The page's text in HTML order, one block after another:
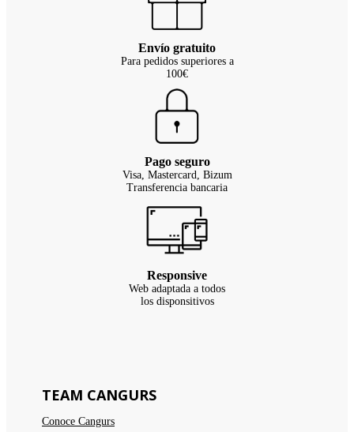
Envío gratuito
Para pedidos superiores a
100€
Pago seguro
Visa, Mastercard, Bizum
Transferencia bancaria
Responsive
Web adaptada a todos
los disponsitivos
TEAM CANGURS
Conoce Cangurs